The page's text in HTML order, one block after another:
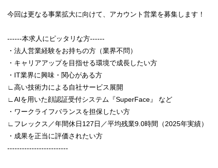
今回は更なる事業拡大に向けて、アカウント営業を募集します！
------本求人にピッタリな方------
・法人営業経験をお持ちの方（業界不問）
・キャリアアップを目指せる環境で成長したい方
・IT業界に興味・関心がある方
∟高い技術力による自社サービス展開
∟AIを用いた顔認証受付システム『SuperFace』 など
・ワークライフバランスを担保したい方
∟フレックス／年間休日127日／平均残業9.0時間（2025年実績）
・成果を正当に評価されたい方
-------------------------